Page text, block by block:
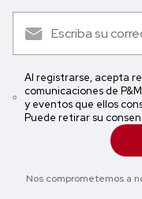
Al registrarse, acepta
comunicaciones de
y eventos que ellos
Puede retirar su
Nos comprometemos a